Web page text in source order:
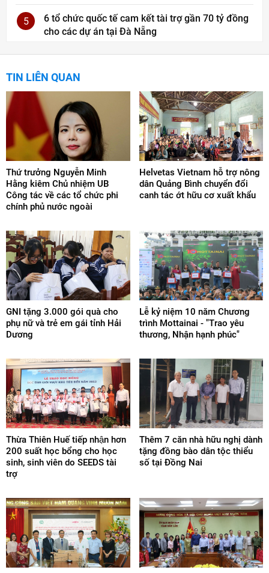
5
6 tổ chức quốc tế cam kết tài trợ gần 70 tỷ đồng
cho các dự án tại Đà Nẵng
TIN LIÊN QUAN
Thứ trưởng Nguyễn Minh
Hằng kiêm Chủ nhiệm UB
Công tác về các tổ chức phi
chính phủ nước ngoài
Helvetas Vietnam hỗ trợ nông
dân Quảng Bình chuyển đổi
canh tác ớt hữu cơ xuất khẩu
GNI tặng 3.000 gói quà cho
phụ nữ và trẻ em gái tỉnh Hải
Dương
Lễ kỷ niệm 10 năm Chương
trình Mottainai - "Trao yêu
thương, Nhận hạnh phúc"
Thừa Thiên Huế tiếp nhận hơn
200 suất học bổng cho học
sinh, sinh viên do SEEDS tài
trợ
Thêm 7 căn nhà hữu nghị dành
tặng đồng bào dân tộc thiểu
số tại Đồng Nai